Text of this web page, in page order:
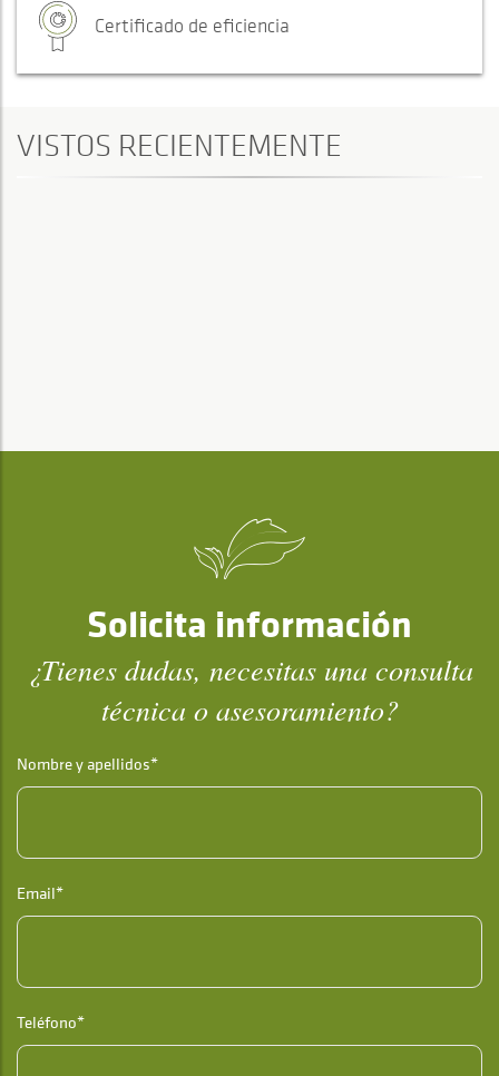
Certificado de eficiencia
VISTOS RECIENTEMENTE
Solicita información
¿Tienes dudas, necesitas una consulta
técnica o asesoramiento?
Nombre y apellidos*
Email*
Teléfono*